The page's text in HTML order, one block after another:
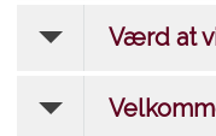
Værd at